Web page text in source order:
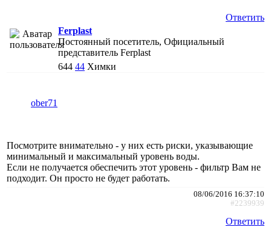
Ответить
Ferplast
Постоянный посетитель, Официальный
представитель Ferplast
644 44 Химки
ober71
Посмотрите внимательно - у них есть риски, указывающие
минимальный и максимальный уровень воды.
Если не получается обеспечить этот уровень - фильтр Вам не
подходит. Он просто не будет работать.
08/06/2016 16:37:10
#2239939
Ответить